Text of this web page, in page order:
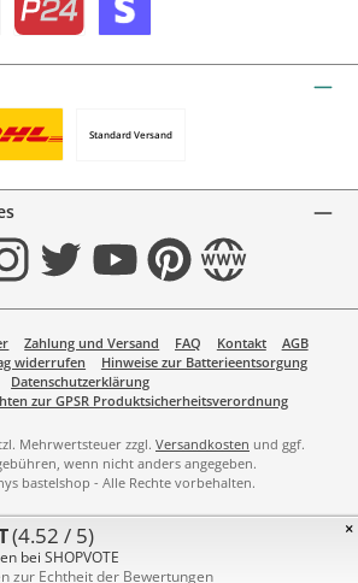
Standard Versand
Twitter YouTubePinterestWebsite
Zahlung und Versand FAQ Kontakt
AGB
widerrufen
Hinweise zur Batterieentsorgung
Datenschutzerklärung
zur GPSR Produktsicherheitsverordnung
Mehrwertsteuer zzgl. Versandkosten und ggf.
wenn nicht anders angegeben.
bastelshop - Alle Rechte vorbehalten.
×
(4.52 / 5)
bei SHOPVOTE
zur Echtheit der Bewertungen